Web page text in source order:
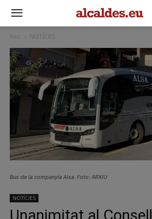
Inici NOTÍCIES
Bus de la companyia Alsa. Foto: ARXIU
NOTÍCIES
Unanimitat al Consell